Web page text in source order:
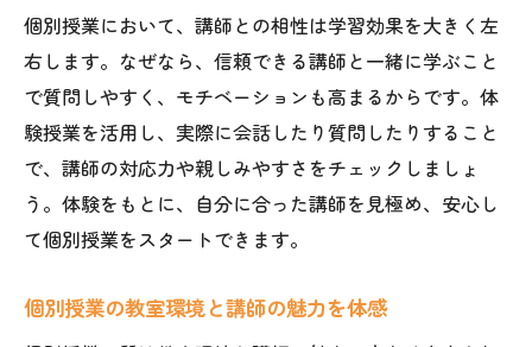
個別授業において、講師との相性は学習効果を大きく左
右します。なぜなら、信頼できる講師と一緒に学ぶこと
で質問しやすく、モチベーションも高まるからです。体
験授業を活用し、実際に会話したり質問したりすること
で、講師の対応力や親しみやすさをチェックしましょ
う。体験をもとに、自分に合った講師を見極め、安心し
て個別授業をスタートできます。
個別授業の教室環境と講師の魅力を体感